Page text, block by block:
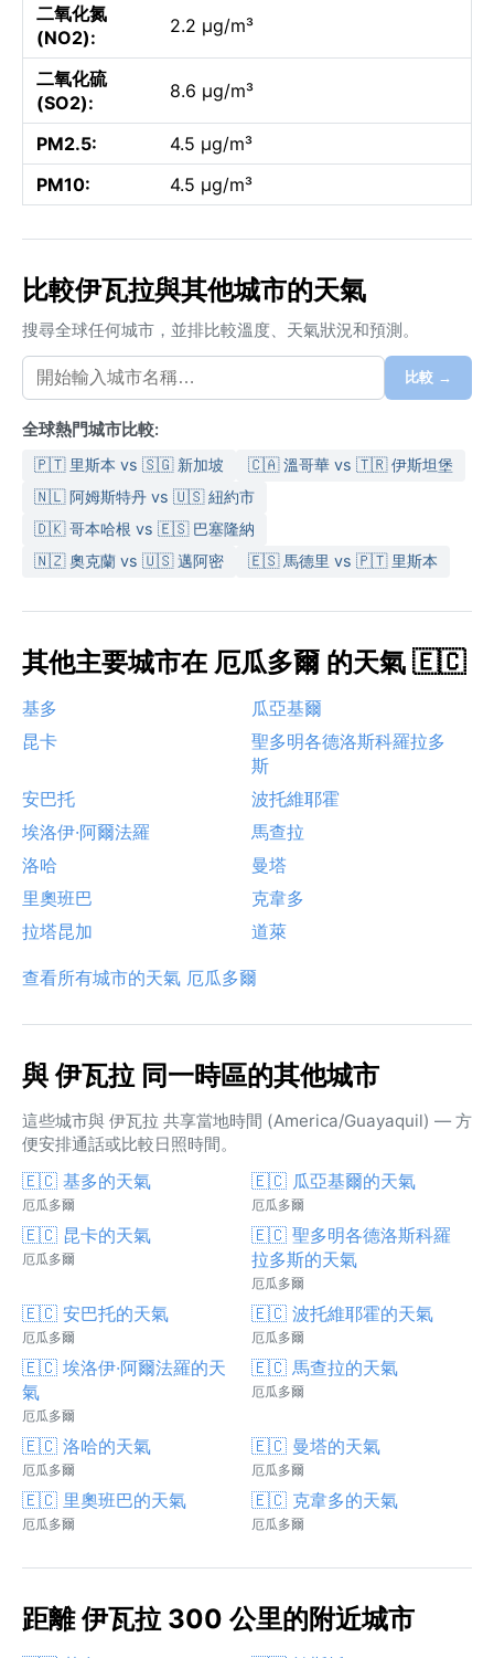
二氧化氮
(NO2):
2.2 µg/m³
二氧化硫
(SO2):
8.6 µg/m³
PM2.5:
4.5 µg/m³
PM10:
4.5 µg/m³
比較伊瓦拉與其他城市的天氣
搜尋全球任何城市，並排比較溫度、天氣狀況和預測。
比較 →
全球熱門城市比較:
🇵🇹 里斯本 vs 🇸🇬 新加坡
🇨🇦 溫哥華 vs 🇹🇷 伊斯坦堡
🇳🇱 阿姆斯特丹 vs 🇺🇸 紐約市
🇩🇰 哥本哈根 vs 🇪🇸 巴塞隆納
🇳🇿 奧克蘭 vs 🇺🇸 邁阿密
🇪🇸 馬德里 vs 🇵🇹 里斯本
其他主要城市在 厄瓜多爾 的天氣 🇪🇨
基多
瓜亞基爾
昆卡
聖多明各德洛斯科羅拉多
斯
安巴托
波托維耶霍
埃洛伊·阿爾法羅
馬查拉
洛哈
曼塔
里奧班巴
克韋多
拉塔昆加
道萊
查看所有城市的天氣 厄瓜多爾
與 伊瓦拉 同一時區的其他城市
這些城市與 伊瓦拉 共享當地時間 (America/Guayaquil) — 方
便安排通話或比較日照時間。
🇪🇨 基多的天氣
厄瓜多爾
🇪🇨 瓜亞基爾的天氣
厄瓜多爾
🇪🇨 昆卡的天氣
厄瓜多爾
🇪🇨 聖多明各德洛斯科羅
拉多斯的天氣
厄瓜多爾
🇪🇨 安巴托的天氣
厄瓜多爾
🇪🇨 波托維耶霍的天氣
厄瓜多爾
🇪🇨 埃洛伊·阿爾法羅的天
氣
厄瓜多爾
🇪🇨 馬查拉的天氣
厄瓜多爾
🇪🇨 洛哈的天氣
厄瓜多爾
🇪🇨 曼塔的天氣
厄瓜多爾
🇪🇨 里奧班巴的天氣
厄瓜多爾
🇪🇨 克韋多的天氣
厄瓜多爾
距離 伊瓦拉 300 公里的附近城市